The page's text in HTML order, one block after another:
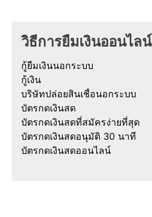
วิธีการยืมเงินออนไลน์
กู้ยืมเงินนอกระบบ
กู้เงิน
บริษัทปล่อยสินเชื่อนอกระบบ
บัตรกดเงินสด
บัตรกดเงินสดที่สมัครง่ายที่สุด
บัตรกดเงินสดอนุมัติ 30 นาที
บัตรกดเงินสดออนไลน์